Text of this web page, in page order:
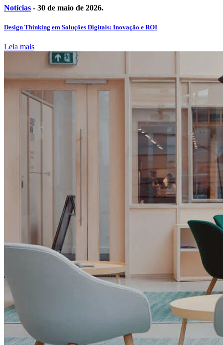
Notícias - 30 de maio de 2026.
Design Thinking em Soluções Digitais: Inovação e ROI
Leia mais